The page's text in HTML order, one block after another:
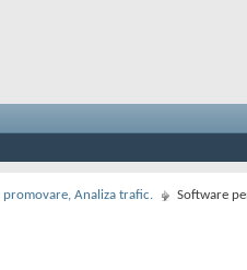
promovare, Analiza trafic. Software